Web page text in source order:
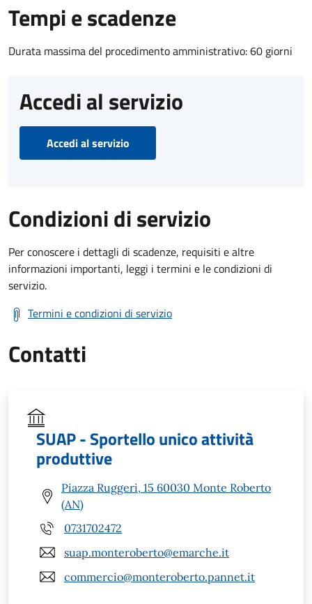
Tempi e scadenze
Durata massima del procedimento amministrativo: 60 giorni
Accedi al servizio
Accedi al servizio
Condizioni di servizio
Per conoscere i dettagli di scadenze, requisiti e altre
informazioni importanti, leggi i termini e le condizioni di
servizio.
Termini e condizioni di servizio
Contatti
SUAP - Sportello unico attività
produttive
Piazza Ruggeri, 15 60030 Monte Roberto
(AN)
0731702472
suap.monteroberto@emarche.it
commercio@monteroberto.pannet.it